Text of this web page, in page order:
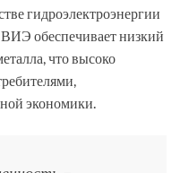
гидроэлектроэнергии
обеспечивает низкий
что высоко
экономики.